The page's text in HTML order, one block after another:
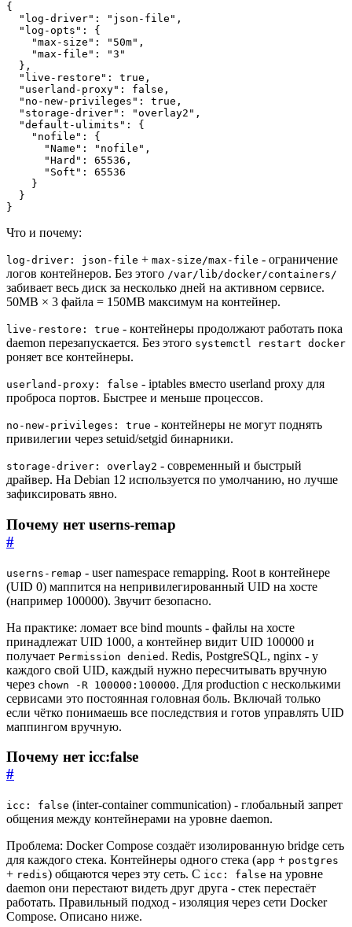
{
"log-driver" : "json-file" ,
"log-opts" :
{
"max-size" : "50m" ,
"max-file" :
"3"
},
"live-restore" : true ,
"userland-proxy" : false ,
"no-new-privileges" : true ,
"storage-driver" : "overlay2" ,
"default-ulimits" :
{
"nofile" :
{
"Name" : "nofile" ,
"Hard" : 65536 ,
"Soft" :
65536
}
}
}
Что и почему:
log-driver: json-file + max-size/max-file - ограничение
логов контейнеров. Без этого /var/lib/docker/containers/
забивает весь диск за несколько дней на активном сервисе.
50MB × 3 файла = 150MB максимум на контейнер.
live-restore: true - контейнеры продолжают работать пока
daemon перезапускается. Без этого systemctl restart docker
роняет все контейнеры.
userland-proxy: false - iptables вместо userland proxy для
проброса портов. Быстрее и меньше процессов.
no-new-privileges: true - контейнеры не могут поднять
привилегии через setuid/setgid бинарники.
storage-driver: overlay2 - современный и быстрый
драйвер. На Debian 12 используется по умолчанию, но лучше
зафиксировать явно.
Почему нет userns-remap
#
userns-remap - user namespace remapping. Root в контейнере
(UID 0) маппится на непривилегированный UID на хосте
(например 100000). Звучит безопасно.
На практике: ломает все bind mounts - файлы на хосте
принадлежат UID 1000, а контейнер видит UID 100000 и
получает Permission denied . Redis, PostgreSQL, nginx - у
каждого свой UID, каждый нужно пересчитывать вручную
через chown -R 100000:100000. Для production с несколькими
сервисами это постоянная головная боль. Включай только
если чётко понимаешь все последствия и готов управлять UID
маппингом вручную.
Почему нет icc:false
#
icc: false (inter-container communication) - глобальный запрет
общения между контейнерами на уровне daemon.
Проблема: Docker Compose создаёт изолированную bridge сеть
для каждого стека. Контейнеры одного стека (app + postgres
+ redis) общаются через эту сеть. С icc: false на уровне
daemon они перестают видеть друг друга - стек перестаёт
работать. Правильный подход - изоляция через сети Docker
Compose. Описано ниже.